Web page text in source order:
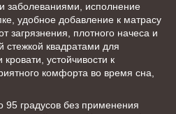
заболеваниями, исполнение
удобное добавление к матрасу
загрязнения, плотного начеса и
стежкой квадратами для
устойчивости к
комфорта во время сна,
95 градусов без применения